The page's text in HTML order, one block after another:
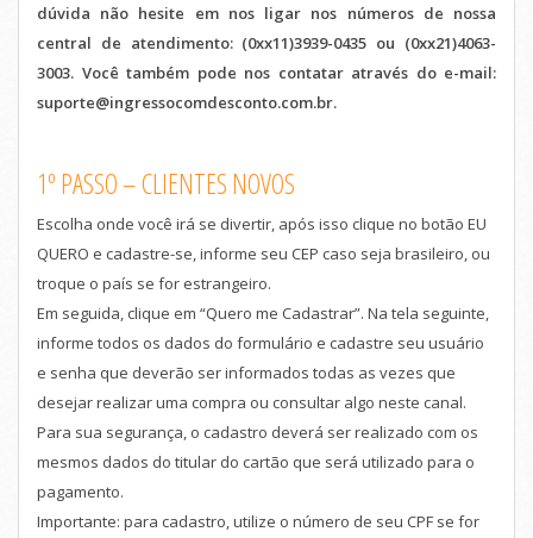
dúvida não hesite em nos ligar nos números de nossa
central de atendimento: (0xx11)3939-0435 ou (0xx21)4063-
3003. Você também pode nos contatar através do e-mail:
suporte@ingressocomdesconto.com.br.
1º PASSO – CLIENTES NOVOS
Escolha onde você irá se divertir, após isso clique no botão EU
QUERO e cadastre-se, informe seu CEP caso seja brasileiro, ou
troque o país se for estrangeiro.
Em seguida, clique em “Quero me Cadastrar”. Na tela seguinte,
informe todos os dados do formulário e cadastre seu usuário
e senha que deverão ser informados todas as vezes que
desejar realizar uma compra ou consultar algo neste canal.
Para sua segurança, o cadastro deverá ser realizado com os
mesmos dados do titular do cartão que será utilizado para o
pagamento.
Importante: para cadastro, utilize o número de seu CPF se for